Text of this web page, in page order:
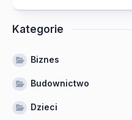
Kategorie
Biznes
Budownictwo
Dzieci